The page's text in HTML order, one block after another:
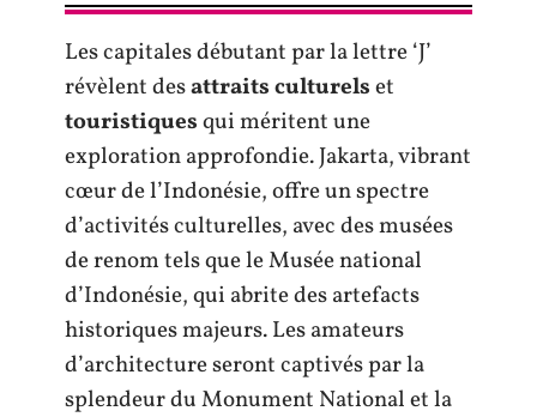
Les capitales débutant par la lettre ‘J’
révèlent desattraits culturelset
touristiquesqui méritent une
exploration approfondie. Jakarta, vibrant
cœur de l’Indonésie, offre un spectre
d’activités culturelles, avec des musées
de renom tels que le Musée national
d’Indonésie, qui abrite des artefacts
historiques majeurs. Les amateurs
d’architecture seront captivés par la
splendeur du Monument National et la